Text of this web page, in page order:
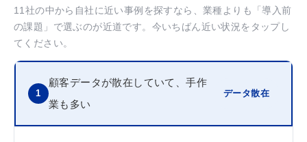
11社の中から自社に近い事例を探すなら、業種よりも「導入前
の課題」で選ぶのが近道です。今いちばん近い状況をタップし
てください。
1
顧客データが散在していて、手作
業も多い
データ散在